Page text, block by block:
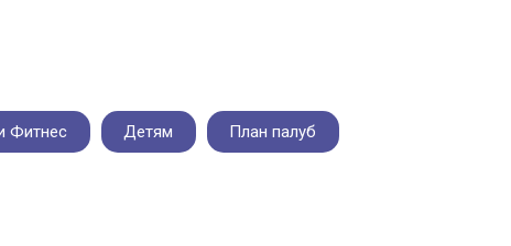
Фитнес Детям План палуб